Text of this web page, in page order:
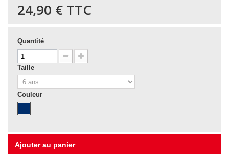
24,90 € TTC
Quantité
Taille
Couleur
Ajouter au panier